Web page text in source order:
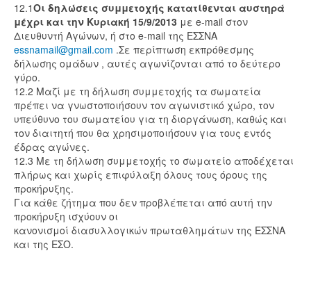
12.1Οι δηλώσεις συμμετοχής κατατίθενται αυστηρά
μέχρι και την Κυριακή 15/9/2013 με e-mail στον
Διευθυντή Αγώνων, ή στο e-mail της ΕΣΣΝΑ
essnamail@gmail.com .Σε περίπτωση εκπρόθεσμης
δήλωσης ομάδων , αυτές αγωνίζονται από το δεύτερο
γύρο.
12.2 Μαζί με τη δήλωση συμμετοχής τα σωματεία
πρέπει να γνωστοποιήσουν τον αγωνιστικό χώρο, τον
υπεύθυνο του σωματείου για τη διοργάνωση, καθώς και
τον διαιτητή που θα χρησιμοποιήσουν για τους εντός
έδρας αγώνες.
12.3 Με τη δήλωση συμμετοχής το σωματείο αποδέχεται
πλήρως και χωρίς επιφύλαξη όλους τους όρους της
προκήρυξης.
Για κάθε ζήτημα που δεν προβλέπεται από αυτή την
προκήρυξη ισχύουν οι
κανονισμοί διασυλλογικών πρωταθλημάτων της ΕΣΣΝΑ
και της ΕΣΟ.